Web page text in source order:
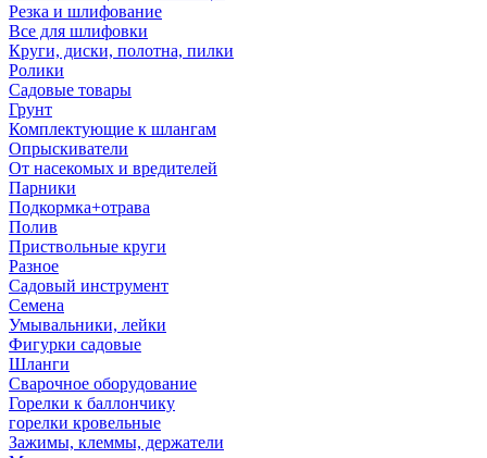
Резка и шлифование
Все для шлифовки
Круги, диски, полотна, пилки
Ролики
Садовые товары
Грунт
Комплектующие к шлангам
Опрыскиватели
От насекомых и вредителей
Парники
Подкормка+отрава
Полив
Приствольные круги
Разное
Садовый инструмент
Семена
Умывальники, лейки
Фигурки садовые
Шланги
Сварочное оборудование
Горелки к баллончику
горелки кровельные
Зажимы, клеммы, держатели